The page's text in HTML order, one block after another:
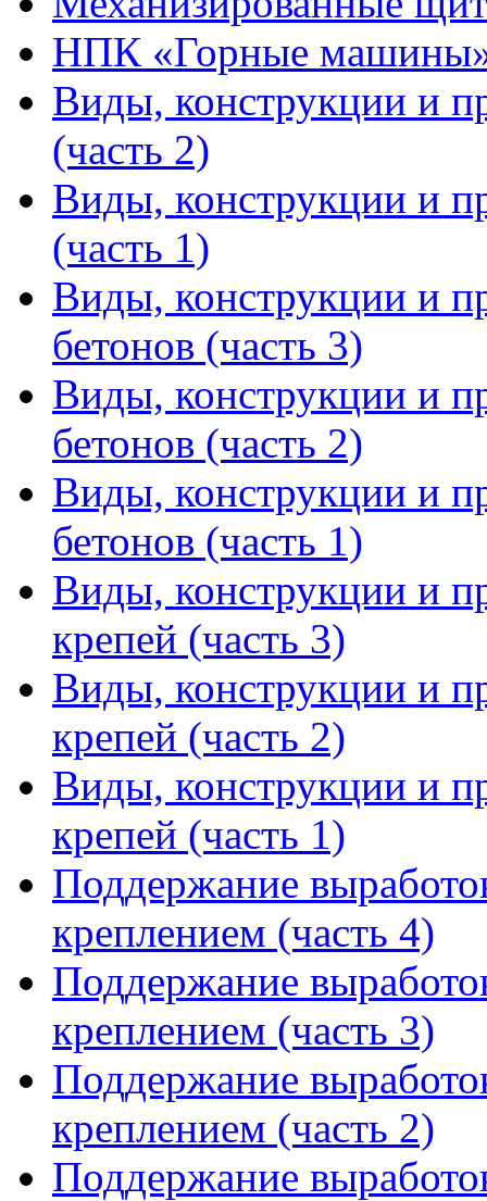
НПК «Горные
Виды, конструкции и
(часть 2)
Виды, конструкции и
(часть 1)
Виды, конструкции и
бетонов (часть 3)
Виды, конструкции и
бетонов (часть 2)
Виды, конструкции и
бетонов (часть 1)
Виды, конструкции и
крепей (часть 3)
Виды, конструкции и
крепей (часть 2)
Виды, конструкции и
крепей (часть 1)
Поддержание
креплением (часть 4)
Поддержание
креплением (часть 3)
Поддержание
креплением (часть 2)
Поддержание